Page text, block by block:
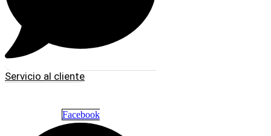
Servicio al cliente
Facebook